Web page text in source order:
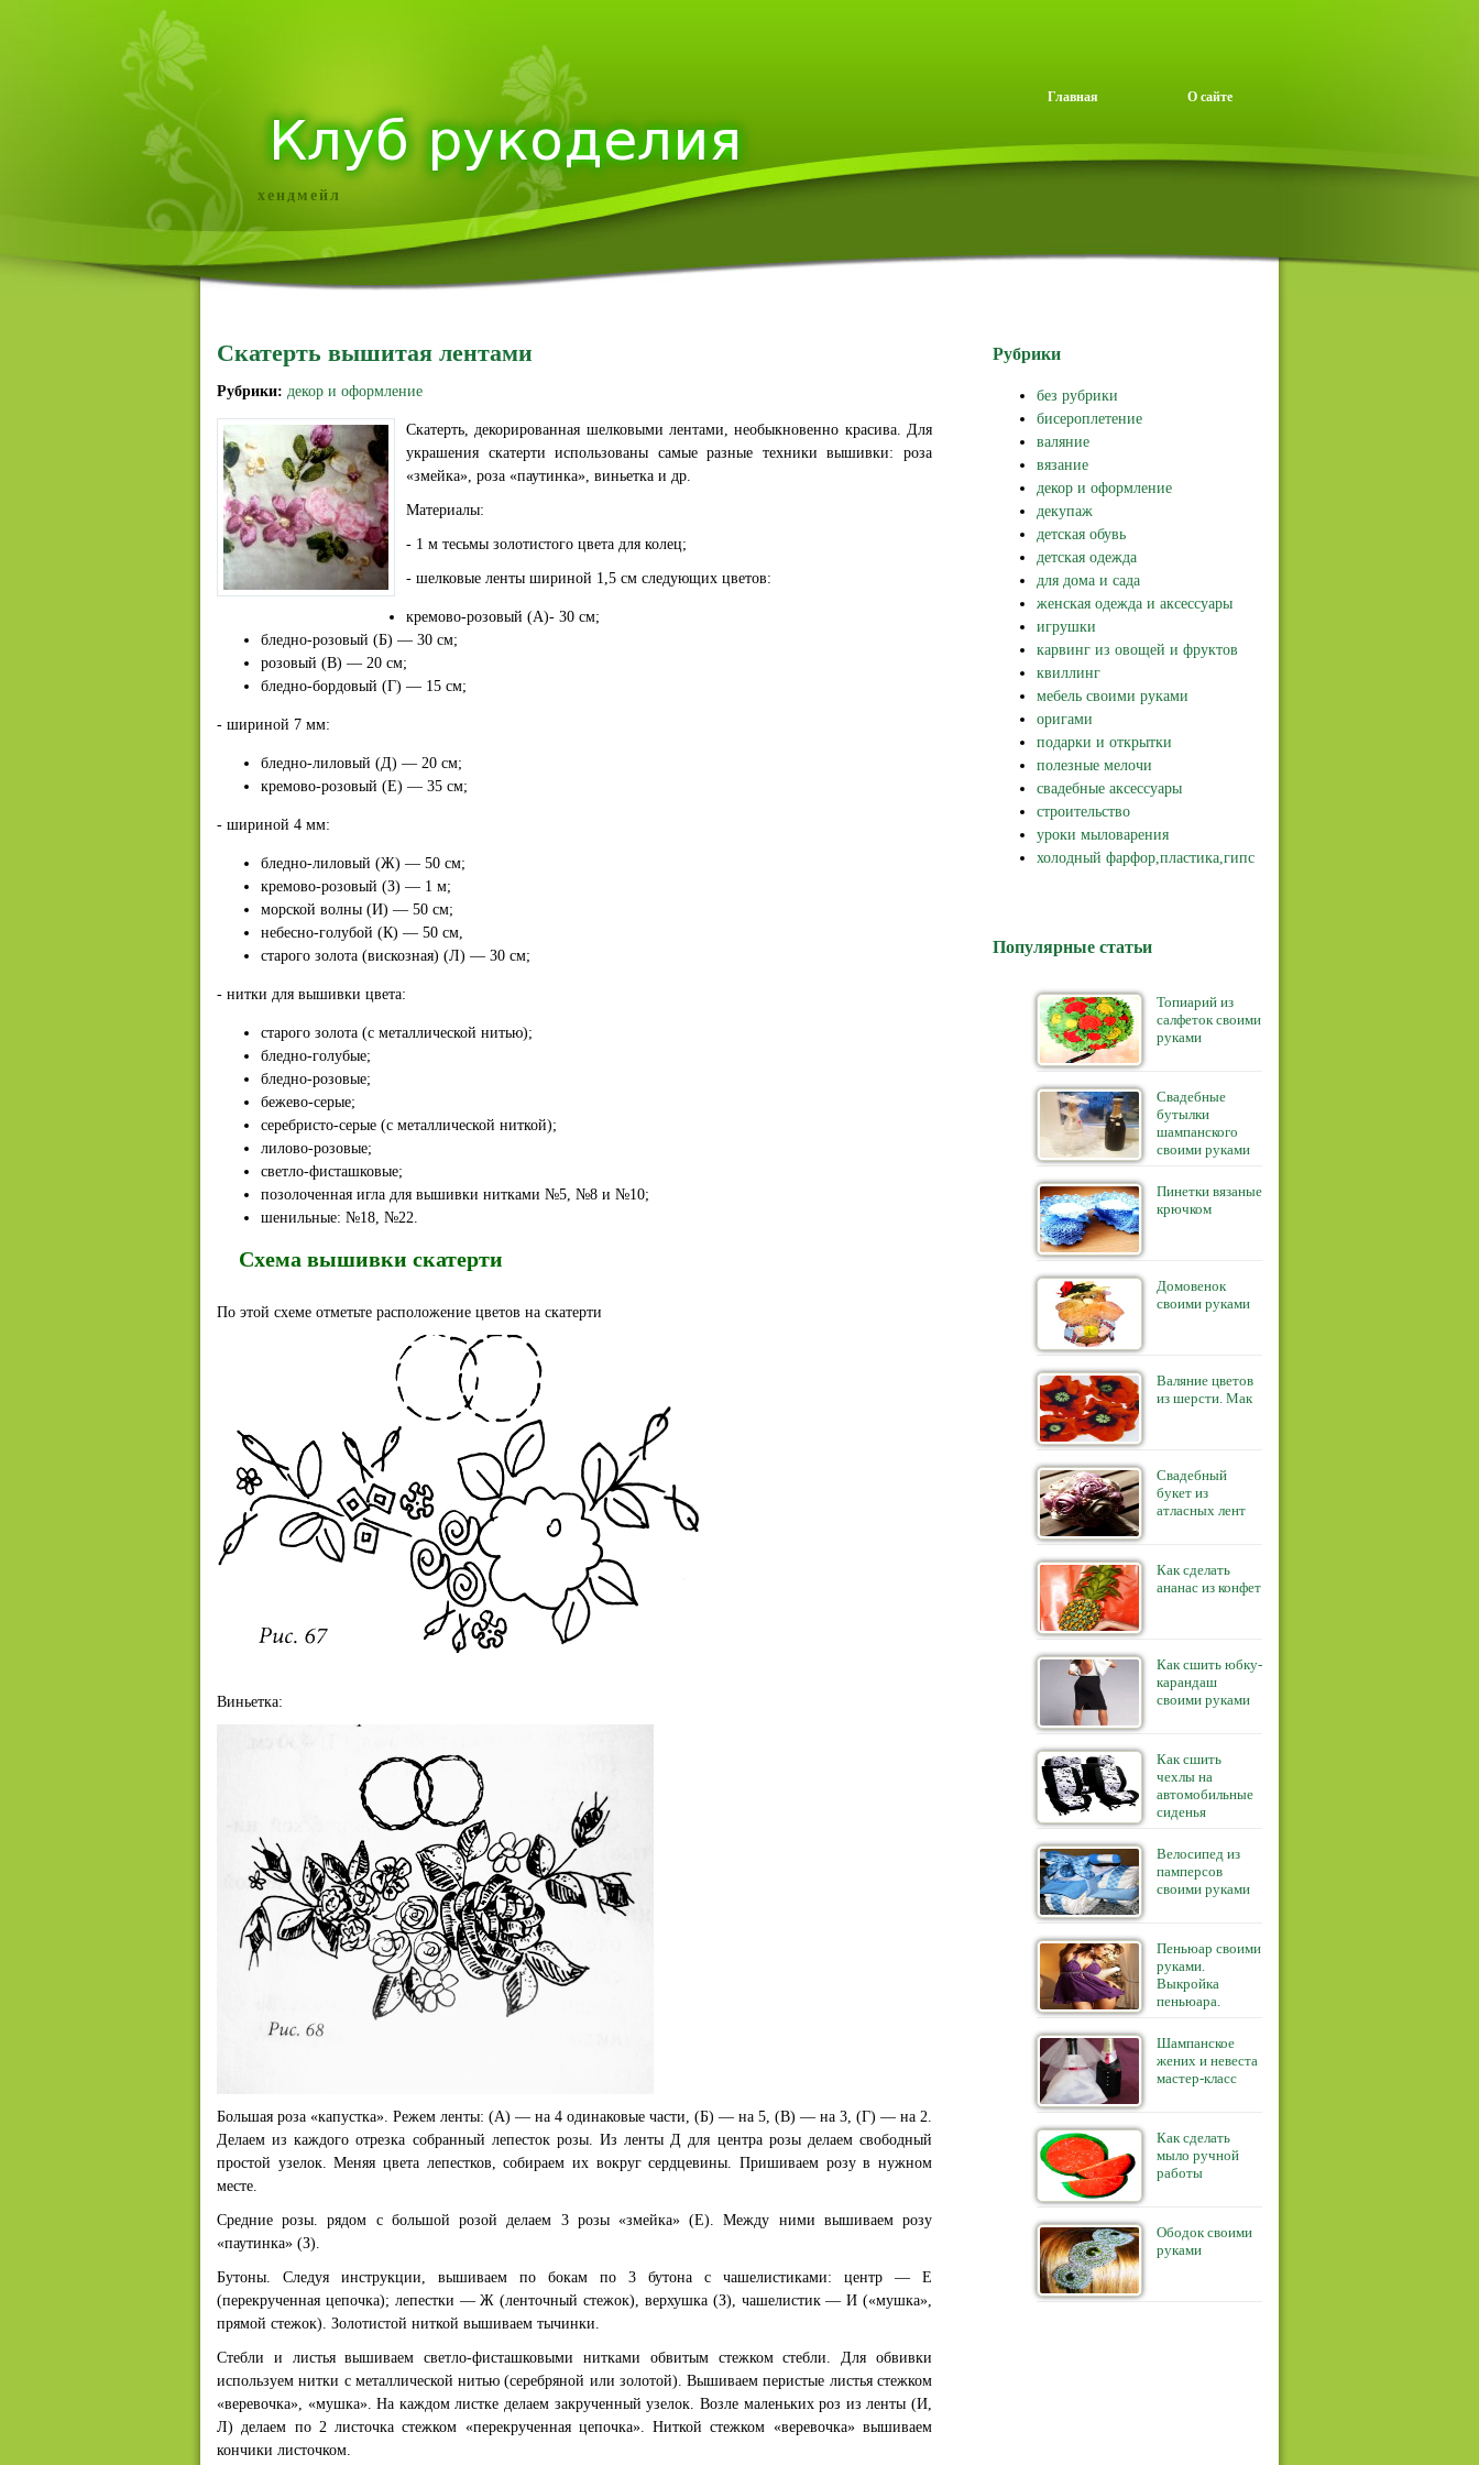
хендмейл
Главная О сайте
Скатерть вышитая лентами
Рубрики: декор и оформление
Скатерть, декорированная шелковыми лентами, необыкновенно красива. Для
украшения скатерти использованы самые разные техники вышивки: роза
«змейка», роза «паутинка», виньетка и др.
Материалы:
- 1 м тесьмы золотистого цвета для колец;
- шелковые ленты шириной 1,5 см следующих цветов:
кремово-розовый (А)- 30 см;
бледно-розовый (Б) — 30 см;
розовый (В) — 20 см;
бледно-бордовый (Г) — 15 см;
- шириной 7 мм:
бледно-лиловый (Д) — 20 см;
кремово-розовый (Е) — 35 см;
- шириной 4 мм:
бледно-лиловый (Ж) — 50 см;
кремово-розовый (З) — 1 м;
морской волны (И) — 50 см;
небесно-голубой (К) — 50 см,
старого золота (вискозная) (Л) — 30 см;
- нитки для вышивки цвета:
старого золота (с металлической нитью);
бледно-голубые;
бледно-розовые;
бежево-серые;
серебристо-серые (с металлической ниткой);
лилово-розовые;
светло-фисташковые;
позолоченная игла для вышивки нитками №5, №8 и №10;
шенильные: №18, №22.
Схема вышивки скатерти
По этой схеме отметьте расположение цветов на скатерти
Виньетка:
Большая роза «капустка». Режем ленты: (А) — на 4 одинаковые части, (Б) — на 5, (В) — на 3, (Г) — на 2.
Делаем из каждого отрезка собранный лепесток розы. Из ленты Д для центра розы делаем свободный
простой узелок. Меняя цвета лепестков, собираем их вокруг сердцевины. Пришиваем розу в нужном
месте.
Средние розы. рядом с большой розой делаем 3 розы «змейка» (Е). Между ними вышиваем розу
«паутинка» (З).
Бутоны. Следуя инструкции, вышиваем по бокам по 3 бутона с чашелистиками: центр — Е
(перекрученная цепочка); лепестки — Ж (ленточный стежок), верхушка (З), чашелистик — И («мушка»,
прямой стежок). Золотистой ниткой вышиваем тычинки.
Стебли и листья вышиваем светло-фисташковыми нитками обвитым стежком стебли. Для обвивки
используем нитки с металлической нитью (серебряной или золотой). Вышиваем перистые листья стежком
«веревочка», «мушка». На каждом листке делаем закрученный узелок. Возле маленьких роз из ленты (И,
Л) делаем по 2 листочка стежком «перекрученная цепочка». Ниткой стежком «веревочка» вышиваем
кончики листочком.
Рубрики
без рубрики
бисероплетение
валяние
вязание
декор и оформление
декупаж
детская обувь
детская одежда
для дома и сада
женская одежда и аксессуары
игрушки
карвинг из овощей и фруктов
квиллинг
мебель своими руками
оригами
подарки и открытки
полезные мелочи
свадебные аксессуары
строительство
уроки мыловарения
холодный фарфор,пластика,гипс
Популярные статьи
Топиарий из
салфеток своими
руками
Свадебные
бутылки
шампанского
своими руками
Пинетки вязаные
крючком
Домовенок
своими руками
Валяние цветов
из шерсти. Мак
Свадебный
букет из
атласных лент
Как сделать
ананас из конфет
Как сшить юбку-
карандаш
своими руками
Как сшить
чехлы на
автомобильные
сиденья
Велосипед из
памперсов
своими руками
Пеньюар своими
руками.
Выкройка
пеньюара.
Шампанское
жених и невеста
мастер-класс
Как сделать
мыло ручной
работы
Ободок своими
руками